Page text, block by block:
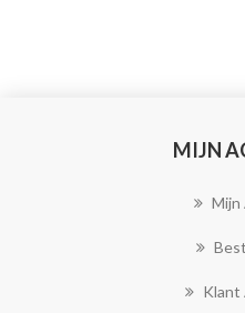
MIJN
Mijn
Klant